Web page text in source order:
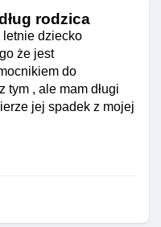
rodzica
letnie dziecko
że jest
do
, ale mam długi
jej spadek z mojej